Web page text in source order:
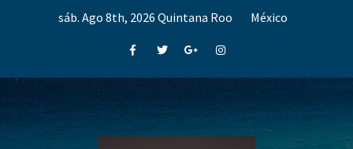
sáb. Ago 8th, 2026 Quintana Roo México
FacebookTwitterGoogle+Instagram